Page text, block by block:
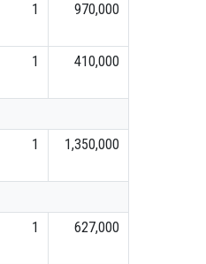
1 970,000
1 410,000
1 1,350,000
1 627,000